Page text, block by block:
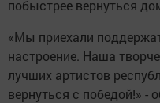
побыстрее вернуться
«Мы приехали
настроение. Наша
лучших артистов
вернуться с победой!» -